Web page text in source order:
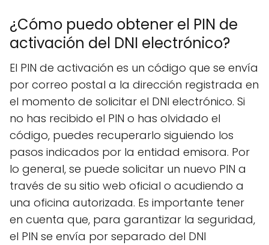
¿Cómo puedo obtener el PIN de
activación del DNI electrónico?
El PIN de activación es un código que se envía
por correo postal a la dirección registrada en
el momento de solicitar el DNI electrónico. Si
no has recibido el PIN o has olvidado el
código, puedes recuperarlo siguiendo los
pasos indicados por la entidad emisora. Por
lo general, se puede solicitar un nuevo PIN a
través de su sitio web oficial o acudiendo a
una oficina autorizada. Es importante tener
en cuenta que, para garantizar la seguridad,
el PIN se envía por separado del DNI